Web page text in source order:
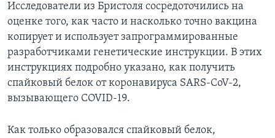
Исследователи из Бристоля сосредоточились на
оценке того, как часто и насколько точно вакцина
копирует и использует запрограммированные
разработчиками генетические инструкции. В этих
инструкциях подробно указано, как получить
спайковый белок от коронавируса SARS-CoV-2,
вызывающего COVID-19.
Как только образовался спайковый белок,